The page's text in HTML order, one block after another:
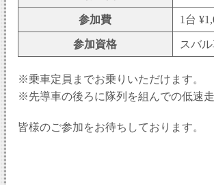
参加費 1台
参加資格 スバ
※乗車定員までお乗りいただけます。
※先導車の後ろに隊列を組んでの低速
皆様のご参加をお待ちしております。